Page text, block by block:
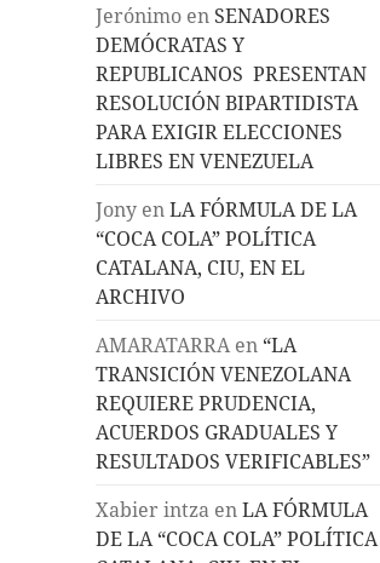
Jerónimo en SENADORES
DEMÓCRATAS Y
REPUBLICANOS PRESENTAN
RESOLUCIÓN BIPARTIDISTA
PARA EXIGIR ELECCIONES
LIBRES EN VENEZUELA
Jony enLA FÓRMULA DE LA
“COCA COLA” POLÍTICA
CATALANA, CIU, EN EL
ARCHIVO
AMARATARRAen “LA
TRANSICIÓN VENEZOLANA
REQUIERE PRUDENCIA,
ACUERDOS GRADUALES Y
RESULTADOS VERIFICABLES”
Xabier intza enLA FÓRMULA
DE LA “COCA COLA” POLÍTICA